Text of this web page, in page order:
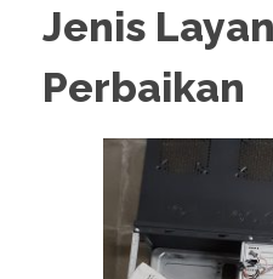
Jenis
Perbaikan